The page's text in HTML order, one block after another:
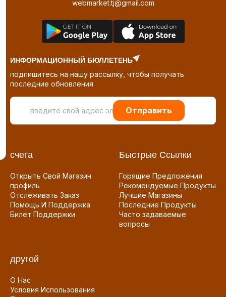
webmarket.tj@gmail.com
ИНФОРМАЦИОННЫЙ БЮЛЛЕТЕНЬ
подпишитесь на нашу рассылку, чтобы получать
последние обновления
Отправить
счета
Открыть Свой Магазин
профиль
Отслеживать Заказ
Помощь И Поддержка
Билет Поддержки
Быстрые Ссылки
Горящие Предложения
Рекомендуемые Продукты
Лучшие Магазины
Последние Продукты
Часто задаваемые
вопросы
другой
О Нас
Условия Использования